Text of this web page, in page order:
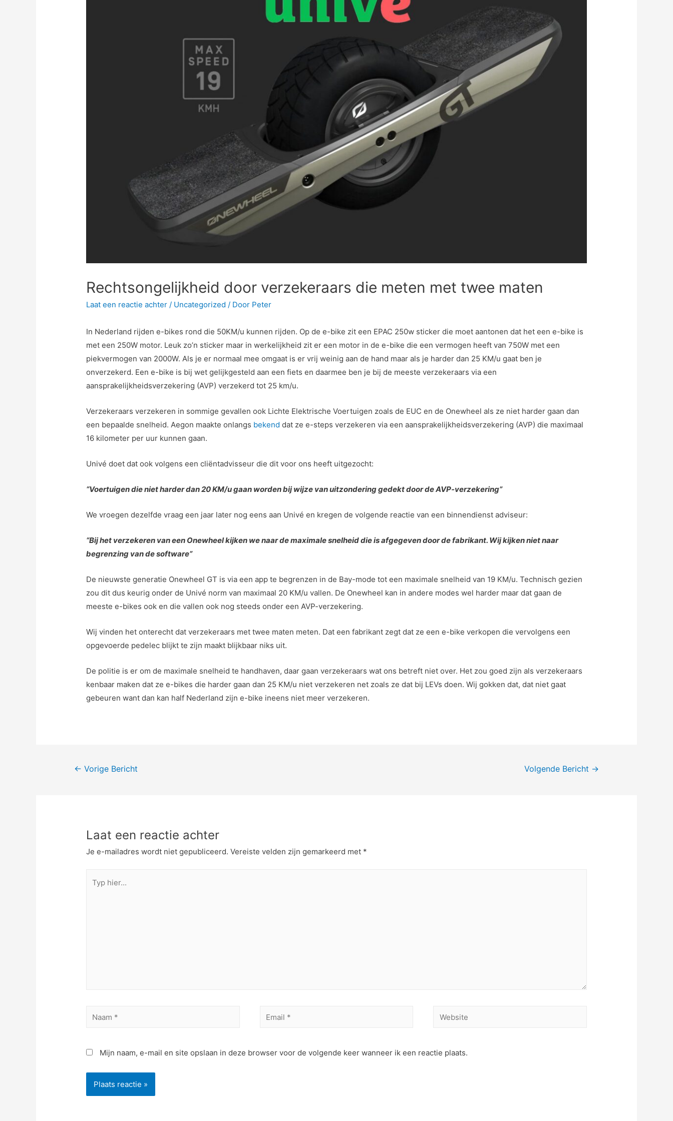
Rechtsongelijkheid door verzekeraars die meten met twee maten
Laat een reactie achter / Uncategorized / Door Peter
In Nederland rijden e-bikes rond die 50KM/u kunnen rijden. Op de e-bike zit een EPAC 250w sticker die moet aantonen dat het een e-bike is
met een 250W motor. Leuk zo’n sticker maar in werkelijkheid zit er een motor in de e-bike die een vermogen heeft van 750W met een
piekvermogen van 2000W. Als je er normaal mee omgaat is er vrij weinig aan de hand maar als je harder dan 25 KM/u gaat ben je
onverzekerd. Een e-bike is bij wet gelijkgesteld aan een fiets en daarmee ben je bij de meeste verzekeraars via een
aansprakelijkheidsverzekering (AVP) verzekerd tot 25 km/u.
Verzekeraars verzekeren in sommige gevallen ook Lichte Elektrische Voertuigen zoals de EUC en de Onewheel als ze niet harder gaan dan
een bepaalde snelheid. Aegon maakte onlangs bekend dat ze e-steps verzekeren via een aansprakelijkheidsverzekering (AVP) die maximaal
16 kilometer per uur kunnen gaan.
Univé doet dat ook volgens een cliëntadvisseur die dit voor ons heeft uitgezocht:
“Voertuigen die niet harder dan 20 KM/u gaan worden bij wijze van uitzondering gedekt door de AVP-verzekering”
We vroegen dezelfde vraag een jaar later nog eens aan Univé en kregen de volgende reactie van een binnendienst adviseur:
“Bij het verzekeren van een Onewheel kijken we naar de maximale snelheid die is afgegeven door de fabrikant. Wij kijken niet naar
begrenzing van de software”
De nieuwste generatie Onewheel GT is via een app te begrenzen in de Bay-mode tot een maximale snelheid van 19 KM/u. Technisch gezien
zou dit dus keurig onder de Univé norm van maximaal 20 KM/u vallen. De Onewheel kan in andere modes wel harder maar dat gaan de
meeste e-bikes ook en die vallen ook nog steeds onder een AVP-verzekering.
Wij vinden het onterecht dat verzekeraars met twee maten meten. Dat een fabrikant zegt dat ze een e-bike verkopen die vervolgens een
opgevoerde pedelec blijkt te zijn maakt blijkbaar niks uit.
De politie is er om de maximale snelheid te handhaven, daar gaan verzekeraars wat ons betreft niet over. Het zou goed zijn als verzekeraars
kenbaar maken dat ze e-bikes die harder gaan dan 25 KM/u niet verzekeren net zoals ze dat bij LEVs doen. Wij gokken dat, dat niet gaat
gebeuren want dan kan half Nederland zijn e-bike ineens niet meer verzekeren.
Bericht
← Vorige Bericht Volgende Bericht →
Laat een reactie achter
Je e-mailadres wordt niet gepubliceerd. Vereiste velden zijn gemarkeerd met *
hier...
Naam
Email
Website
Mijn naam, e-mail en site opslaan in deze browser voor de volgende keer wanneer ik een reactie plaats.